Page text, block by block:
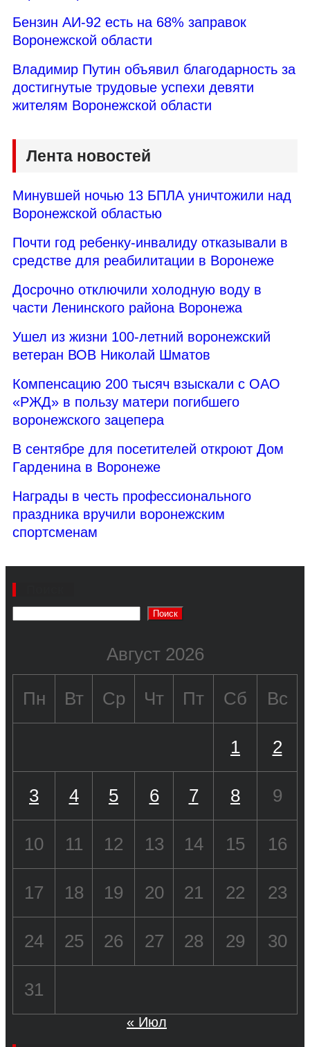
Бензин АИ-92 есть на 68% заправок
Воронежской области
Владимир Путин объявил благодарность за
достигнутые трудовые успехи девяти
жителям Воронежской области
Лента новостей
Минувшей ночью 13 БПЛА уничтожили над
Воронежской областью
Почти год ребенку-инвалиду отказывали в
средстве для реабилитации в Воронеже
Досрочно отключили холодную воду в
части Ленинского района Воронежа
Ушел из жизни 100-летний воронежский
ветеран ВОВ Николай Шматов
Компенсацию 200 тысяч взыскали с ОАО
«РЖД» в пользу матери погибшего
воронежского зацепера
В сентябре для посетителей откроют Дом
Гарденина в Воронеже
Награды в честь профессионального
праздника вручили воронежским
спортсменам
Поиск
Август 2026
Пн Вт Ср Чт Пт Сб Вс
1 2
3 4 5 6 7 8 9
10 11 12 13 14 15 16
17 18 19 20 21 22 23
24 25 26 27 28 29 30
31
« Июл